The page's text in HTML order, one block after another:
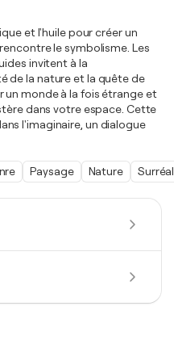
et l'huile pour créer un
le symbolisme. Les
invitent à la
de la nature et la quête de
un monde à la fois étrange et
dans votre espace. Cette
l'imaginaire, un dialogue
Paysage Nature